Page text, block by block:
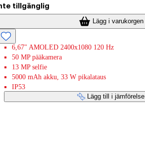
tillgänglig
Lägg i varukorgen
6,67" AMOLED 2400x1080 120 Hz
50 MP pääkamera
13 MP selfie
5000 mAh akku, 33 W pikalataus
IP53
Lägg till i jämförelse